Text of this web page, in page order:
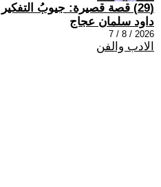
(29) قصة قصيرة: جيوبُ التفكير
داود سلمان عجاج
2026 / 8 / 7
الادب والفن